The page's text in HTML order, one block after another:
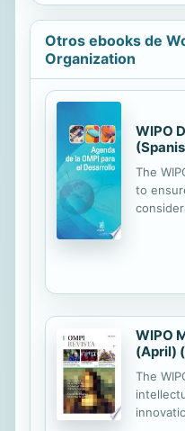
Otros ebooks de
Organization
WIPO
The
to
upon
When
2007,
adopted
WIPO
(April)
The